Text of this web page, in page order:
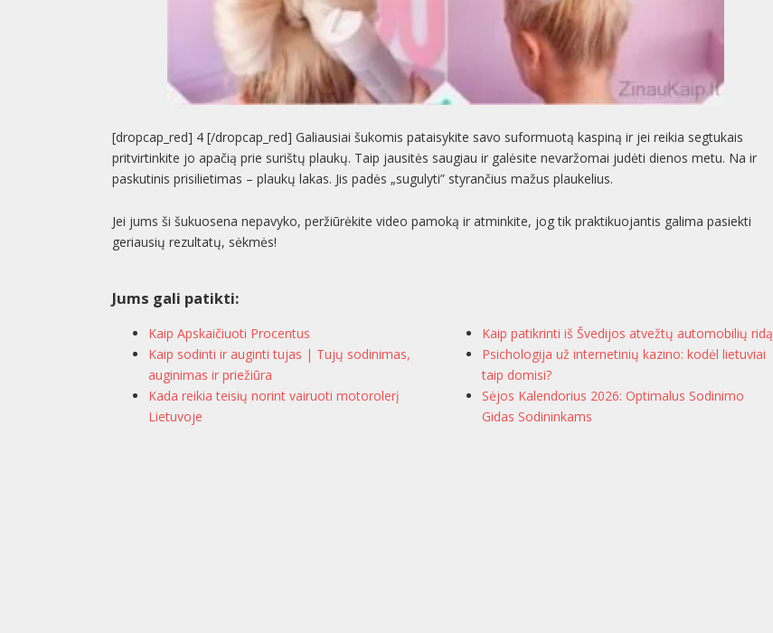
[dropcap_red] 4 [/dropcap_red] Galiausiai šukomis pataisykite savo suformuotą kaspiną ir jei reikia segtukais
pritvirtinkite jo apačią prie surištų plaukų. Taip jausitės saugiau ir galėsite nevaržomai judėti dienos metu. Na ir
paskutinis prisilietimas – plaukų lakas. Jis padės „sugulyti” styrančius mažus plaukelius.
Jei jums ši šukuosena nepavyko, peržiūrėkite video pamoką ir atminkite, jog tik praktikuojantis galima pasiekti
geriausių rezultatų, sėkmės!
Jums gali patikti:
Kaip Apskaičiuoti Procentus
Kaip sodinti ir auginti tujas | Tujų sodinimas,
auginimas ir priežiūra
Kada reikia teisių norint vairuoti motorolerį
Lietuvoje
Kaip patikrinti iš Švedijos atvežtų automobilių ridą
Psichologija už internetinių kazino: kodėl lietuviai
taip domisi?
Sėjos Kalendorius 2026: Optimalus Sodinimo
Gidas Sodininkams